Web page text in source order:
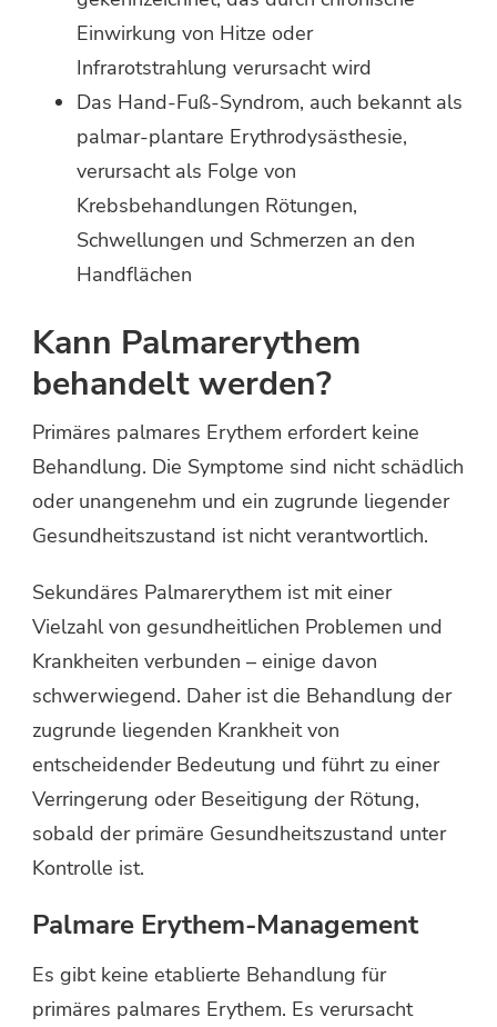
Einwirkung von Hitze oder
Infrarotstrahlung verursacht wird
Das Hand-Fuß-Syndrom, auch bekannt als
palmar-plantare Erythrodysästhesie,
verursacht als Folge von
Krebsbehandlungen Rötungen,
Schwellungen und Schmerzen an den
Handflächen
Kann Palmarerythem
behandelt werden?
Primäres palmares Erythem erfordert keine
Behandlung. Die Symptome sind nicht schädlich
oder unangenehm und ein zugrunde liegender
Gesundheitszustand ist nicht verantwortlich.
Sekundäres Palmarerythem ist mit einer
Vielzahl von gesundheitlichen Problemen und
Krankheiten verbunden – einige davon
schwerwiegend. Daher ist die Behandlung der
zugrunde liegenden Krankheit von
entscheidender Bedeutung und führt zu einer
Verringerung oder Beseitigung der Rötung,
sobald der primäre Gesundheitszustand unter
Kontrolle ist.
Palmare Erythem-Management
Es gibt keine etablierte Behandlung für
primäres palmares Erythem. Es verursacht